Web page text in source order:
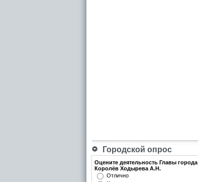
Городской опрос
Оцените деятельность Главы города
Королёв Ходырева А.Н.
Отлично